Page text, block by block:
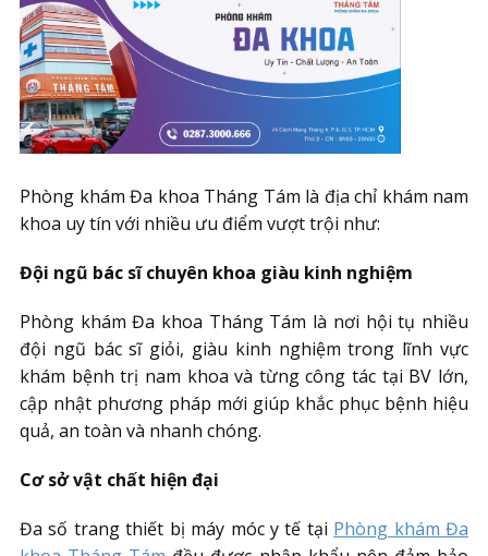
Phòng khám Đa khoa Tháng Tám là địa chỉ khám nam
khoa uy tín với nhiều ưu điểm vượt trội như:
Đội ngũ bác sĩ chuyên khoa giàu kinh nghiệm
Phòng khám Đa khoa Tháng Tám là nơi hội tụ nhiều
đội ngũ bác sĩ giỏi, giàu kinh nghiệm trong lĩnh vực
khám bệnh trị nam khoa và từng công tác tại BV lớn,
cập nhật phương pháp mới giúp khắc phục bệnh hiệu
quả, an toàn và nhanh chóng.
Cơ sở vật chất hiện đại
Đa số trang thiết bị máy móc y tế tại Phòng khám Đa